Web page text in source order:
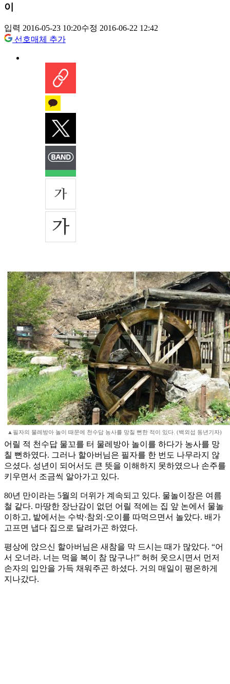
이
입력 2016-05-23 10:20수정 2016-06-22 12:42
선호매체 추가
▲필자의 물레방아 놀이 때문에 천수답 농사를 망칠 뻔한 적이 있다. (백외섭 동년기자)
어릴 적 천수답 물꼬를 터 물레방아 놀이를 하다가 농사를 망
칠 뻔하였다. 그러나 할아버님은 필자를 한 번도 나무라지 않
으셨다. 성년이 되어서도 큰 뜻을 이해하지 못하였으나 손주를
키우면서 조금씩 알아가고 있다.
80년 만이라는 5월의 더위가 계속되고 있다. 물놀이장은 여름
철 같다. 마땅한 장난감이 없던 어릴 적에는 집 앞 논에서 물놀
이하고, 밭에서는 수박·참외·오이를 따먹으면서 놀았다. 배가
고프면 냅다 집으로 달려가곤 하였다.
평상에 앉으신 할아버님은 새참을 막 드시는 때가 많았다. “어
서 오너라. 너는 먹을 복이 참 많구나!” 허허 웃으시면서 먼저
손자의 입안을 가득 채워주곤 하셨다. 거의 매일이 평온하게
지나갔다.